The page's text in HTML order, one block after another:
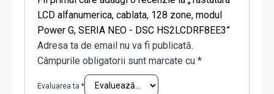
LCD alfanumerica, cablata, 128 zone, modul
Power G, SERIA NEO - DSC HS2LCDRF8EE3”
Adresa ta de email nu va fi publicată.
Câmpurile obligatorii sunt marcate cu *
Evaluarea ta *